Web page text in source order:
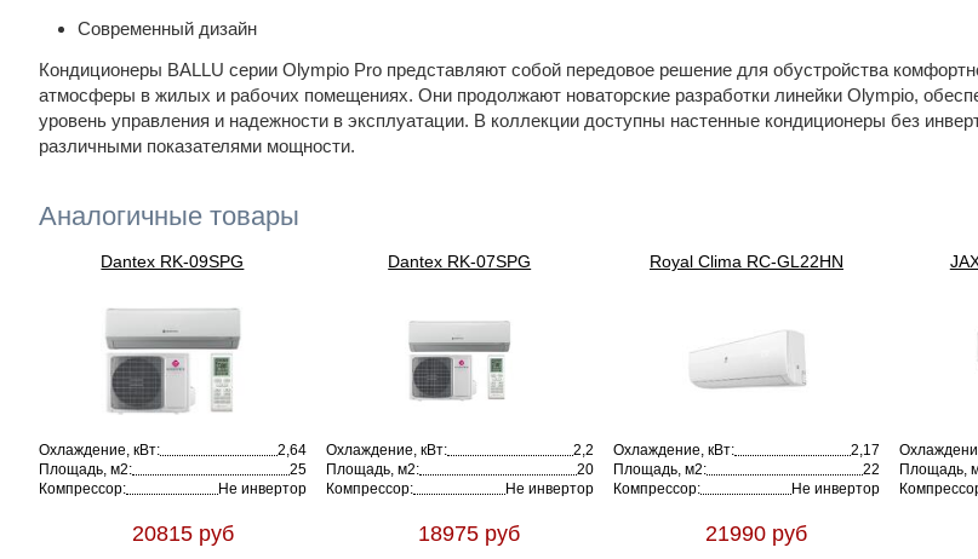
Cовременный дизайн
Кондиционеры BALLU серии Olympio Pro представляют собой передовое решение для обустройства
атмосферы в жилых и рабочих помещениях. Они продолжают новаторские разработки линейки Olympio,
уровень управления и надежности в эксплуатации. В коллекции доступны настенные кондиционеры без
различными показателями мощности.
Аналогичные товары
Dantex RK-09SPG
Охлаждение, кВт:
2,64
Площадь, м2:
25
Компрессор:
Не инвертор
20815 руб
Dantex RK-07SPG
Охлаждение, кВт:
2,2
Площадь, м2:
20
Компрессор:
Не инвертор
18975 руб
Royal Clima RC-GL22HN
Охлаждение, кВт:
2,17
Площадь, м2:
22
Компрессор:
Не инвертор
21990 руб
Площадь,